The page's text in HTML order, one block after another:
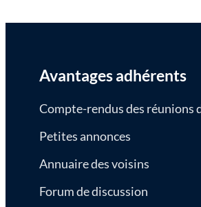
Avantages adhérents
Compte-rendus des réunions
Petites annonces
Annuaire des voisins
Forum de discussion